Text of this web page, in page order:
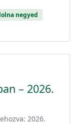
negyed
– 2026.
2026.